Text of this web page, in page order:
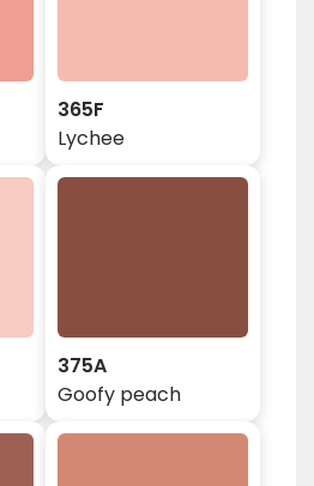
365F
Lychee
375A
Goofy peach